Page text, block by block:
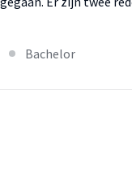
Bachelor